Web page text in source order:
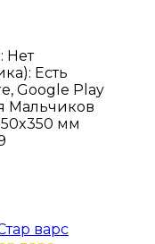
: Нет
: Есть
Google Play
Мальчиков
мм